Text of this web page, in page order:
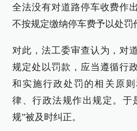
全法没有对道路停车收费作
不按规定缴纳停车费予以处罚
对此，法工委审查认为，对
规定处以罚款，应当遵循行
和实施行政处罚的相关原
律、行政法规作出规定。于
规”被及时纠正。